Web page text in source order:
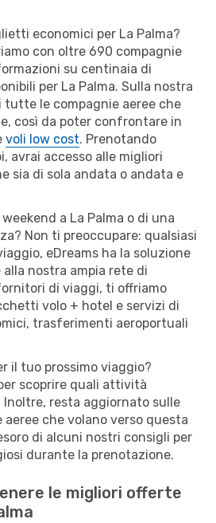
economici per La Palma?
con oltre 690 compagnie
su centinaia di
per La Palma. Sulla nostra
le compagnie aeree che
così da poter confrontare in
voli low cost. Prenotando
avrai accesso alle migliori
sia di sola andata o andata e
a La Palma o di una
Non ti preoccupare: qualsiasi
eDreams ha la soluzione
nostra ampia rete di
di viaggi, ti offriamo
volo + hotel e servizi di
trasferimenti aeroportuali
il tuo prossimo viaggio?
scoprire quali attività
Inoltre, resta aggiornato sulle
che volano verso questa
di alcuni nostri consigli per
durante la prenotazione.
le migliori offerte